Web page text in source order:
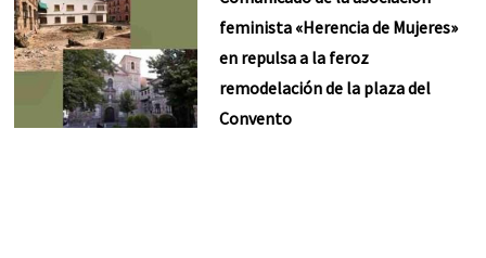
feminista «Herencia de Mujeres»
en repulsa a la feroz
remodelación de la plaza del
Convento